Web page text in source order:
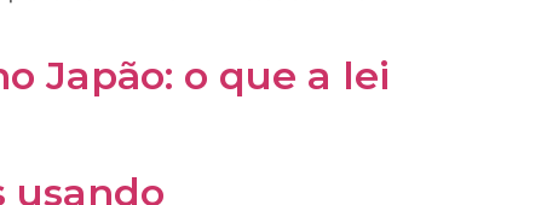
Japão: o que a lei